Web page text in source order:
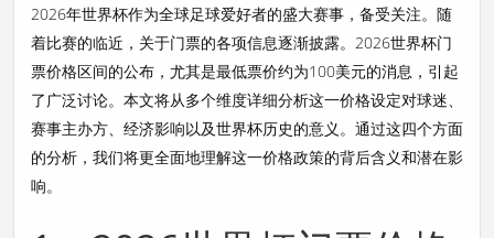
2026年世界杯作为全球足球爱好者的盛大赛事，备受关注。随
着比赛的临近，关于门票的各项信息逐渐披露。2026世界杯门
票价格区间的公布，尤其是最低票价约为100美元的消息，引起
了广泛讨论。本文将从多个维度详细分析这一价格设定对球迷、
赛事主办方、经济影响以及世界杯历史的意义。通过这四个方面
的分析，我们将更全面地理解这一价格政策的背后含义和潜在影
响。